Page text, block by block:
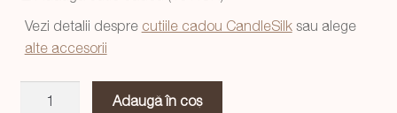
fost:
124,99 lei.
84,99 lei.
Vezi detalii despre cutiile cadou CandleSilksau alege
alte accesorii
Adaugă în coș